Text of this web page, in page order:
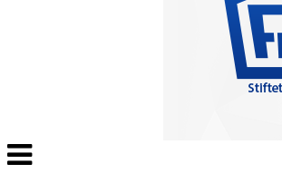
Veksle
navigasjon